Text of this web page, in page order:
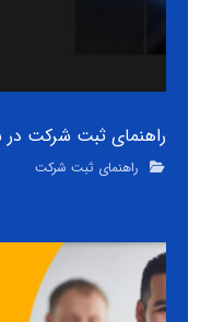
راهنمای ثبت شرکت در سال
راهنمای ثبت شرکت